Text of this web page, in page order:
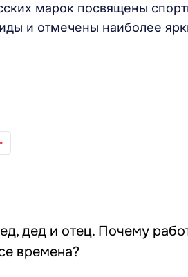
марок посвящены
и отмечены наиболее
дед и отец. Почему
времена?